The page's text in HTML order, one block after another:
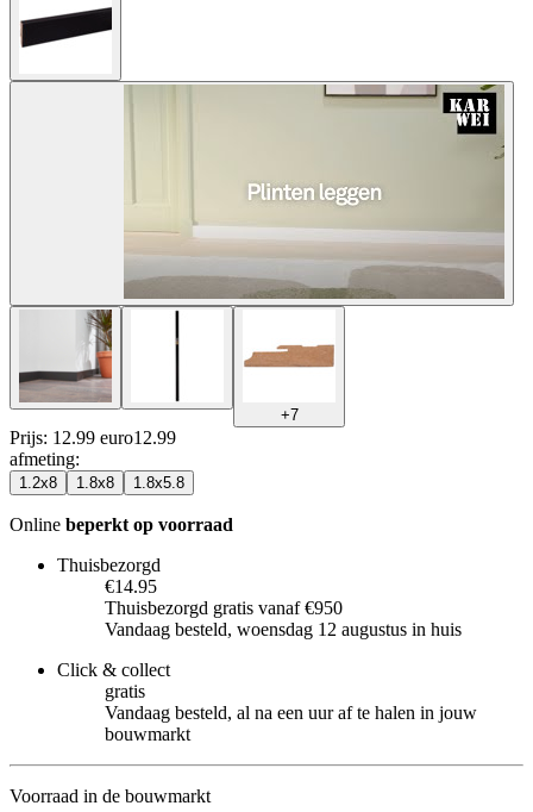
+7
Prijs: 12.99 euro12.99
afmeting:
1.2x8 1.8x8 1.8x5.8
Online beperkt op voorraad
Thuisbezorgd
€14.95
Thuisbezorgd gratis vanaf €950
Vandaag besteld, woensdag 12 augustus in huis
Click & collect
gratis
Vandaag besteld, al na een uur af te halen in jouw
bouwmarkt
Voorraad in de bouwmarkt